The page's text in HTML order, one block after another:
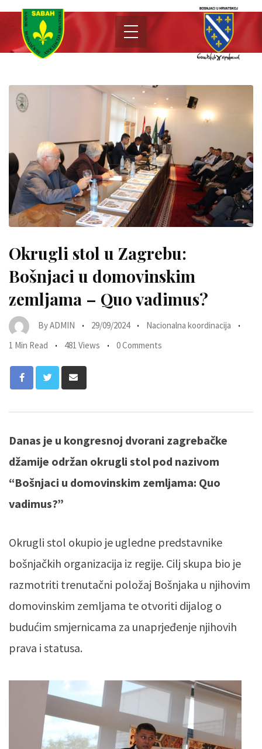
Okrugli stol u Zagrebu:
Bošnjaci u domovinskim
zemljama – Quo vadimus?
ByADMIN 29/09/2024
Nacionalna koordinacija
1 Min Read
481 Views 0 Comments
Danas je u kongresnoj dvorani zagrebačke
džamije održan okrugli stol pod nazivom
“Bošnjaci u domovinskim zemljama: Quo
vadimus?”
Okrugli stol okupio je ugledne predstavnike
bošnjačkih organizacija iz regije. Cilj skupa bio je
razmotriti trenutačni položaj Bošnjaka u njihovim
domovinskim zemljama te otvoriti dijalog o
budućim smjernicama za unaprjeđenje njihovih
prava i statusa.